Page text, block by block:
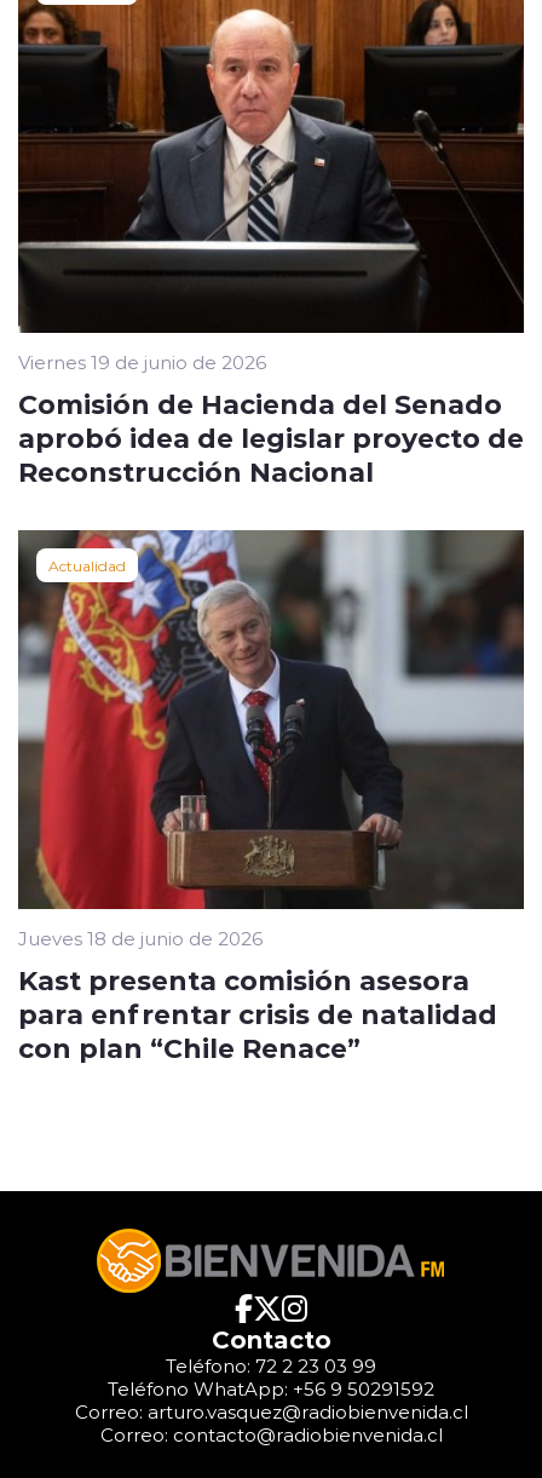
Viernes 19 de junio de 2026
Comisión de Hacienda del Senado
aprobó idea de legislar proyecto de
Reconstrucción Nacional
Actualidad
Jueves 18 de junio de 2026
Kast presenta comisión asesora
para enfrentar crisis de natalidad
con plan “Chile Renace”
Contacto
Teléfono: 72 2 23 03 99
Teléfono WhatApp: +56 9 50291592
Correo: arturo.vasquez@radiobienvenida.cl
Correo: contacto@radiobienvenida.cl